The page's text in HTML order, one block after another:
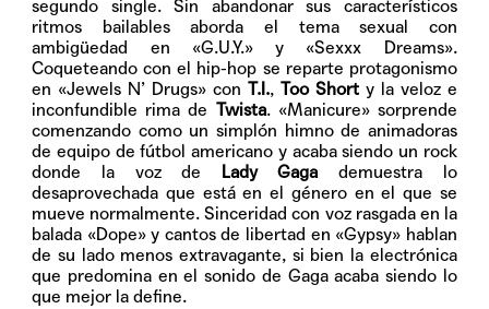
segundo single. Sin abandonar sus característicos
ritmos bailables aborda el tema sexual con
ambigüedad en «G.U.Y.» y «Sexxx Dreams».
Coqueteando con el hip-hop se reparte protagonismo
en «Jewels N’ Drugs» conT.I., Too Shorty la veloz e
inconfundible rima de Twista. «Manicure» sorprende
comenzando como un simplón himno de animadoras
de equipo de fútbol americano y acaba siendo un rock
donde la voz de
Lady Gagademuestra lo
desaprovechada que está en el género en el que se
mueve normalmente. Sinceridad con voz rasgada en la
balada «Dope» y cantos de libertad en «Gypsy» hablan
de su lado menos extravagante, si bien la electrónica
que predomina en el sonido de Gaga acaba siendo lo
que mejor la define.